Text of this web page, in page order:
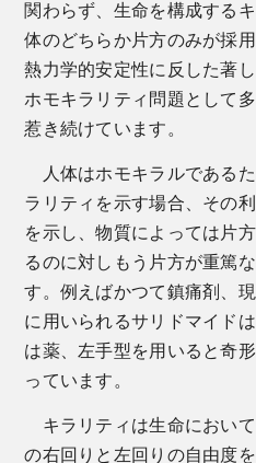
関わらず、生命を構成する
体のどちらか片方のみが採
熱力学的安定性に反した著
ホモキラリティ問題として
惹き続けています。
人体はホモキラルである
ラリティを示す場合、その
を示し、物質によっては片
るのに対しもう片方が重篤
す。例えばかつて鎮痛剤、
に用いられるサリドマイド
は薬、左手型を用いると奇
っています。
キラリティは生命におい
の右回りと左回りの自由度